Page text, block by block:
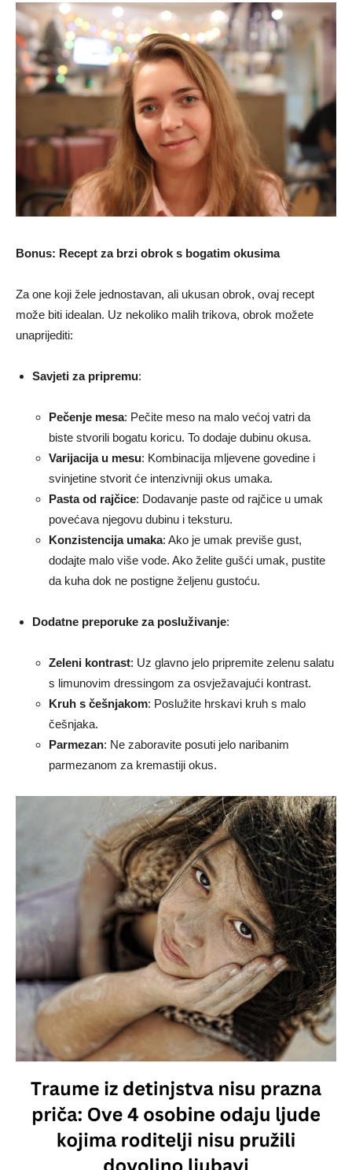
Bonus: Recept za brzi obrok s bogatim okusima
Za one koji žele jednostavan, ali ukusan obrok, ovaj recept
može biti idealan. Uz nekoliko malih trikova, obrok možete
unaprijediti:
Savjeti za pripremu:
Pečenje mesa: Pečite meso na malo većoj vatri da
biste stvorili bogatu koricu. To dodaje dubinu okusa.
Varijacija u mesu: Kombinacija mljevene govedine i
svinjetine stvorit će intenzivniji okus umaka.
Pasta od rajčice: Dodavanje paste od rajčice u umak
povećava njegovu dubinu i teksturu.
Konzistencija umaka: Ako je umak previše gust,
dodajte malo više vode. Ako želite gušći umak, pustite
da kuha dok ne postigne željenu gustoću.
Dodatne preporuke za posluživanje:
Zeleni kontrast: Uz glavno jelo pripremite zelenu salatu
s limunovim dressingom za osvježavajući kontrast.
Kruh s češnjakom: Poslužite hrskavi kruh s malo
češnjaka.
Parmezan: Ne zaboravite posuti jelo naribanim
parmezanom za kremastiji okus.